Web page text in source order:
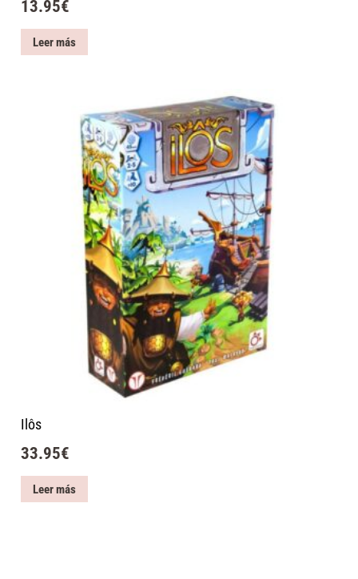
13.95€
Leer más
Ilôs
33.95€
Leer más